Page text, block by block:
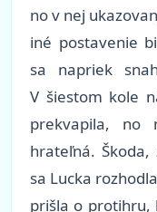
no v nej
iné postavenie
sa napriek
V šiestom kole
prekvapila, no
hrateľná. Škoda,
sa Lucka
prišla o protihru,